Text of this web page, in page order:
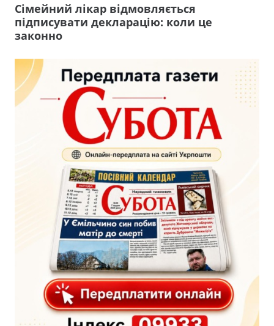
Сімейний лікар відмовляється
підписувати декларацію: коли це
законно